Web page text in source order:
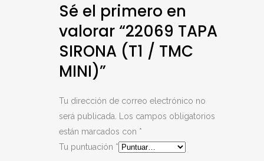
Sé el primero en
valorar “22069 TAPA
SIRONA (T1 / TMC
MINI)”
Tu dirección de correo electrónico no
será publicada.
Los campos obligatorios
están marcados con *
Tu puntuación *